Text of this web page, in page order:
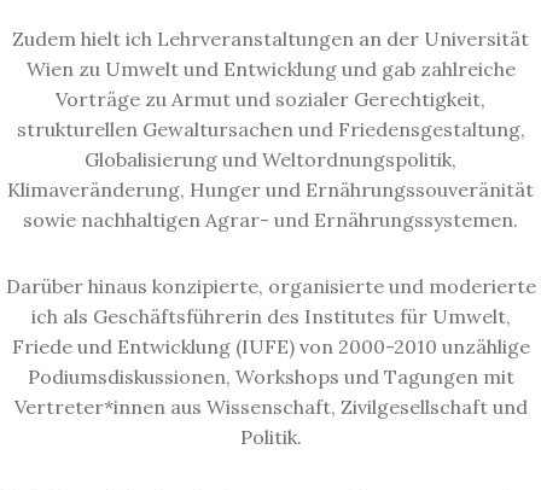
Zudem hielt ich Lehrveranstaltungen an der Universität
Wien zu Umwelt und Entwicklung und gab zahlreiche
Vorträge zu Armut und sozialer Gerechtigkeit,
strukturellen Gewaltursachen und Friedensgestaltung,
Globalisierung und Weltordnungspolitik,
Klimaveränderung, Hunger und Ernährungssouveränität
sowie nachhaltigen Agrar- und Ernährungssystemen.
Darüber hinaus konzipierte, organisierte und moderierte
ich als Geschäftsführerin des Institutes für Umwelt,
Friede und Entwicklung (IUFE) von 2000-2010 unzählige
Podiumsdiskussionen, Workshops und Tagungen mit
Vertreter*innen aus Wissenschaft, Zivilgesellschaft und
Politik.